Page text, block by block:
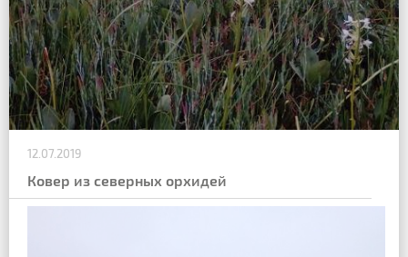
12.07.2019
Ковер из северных орхидей